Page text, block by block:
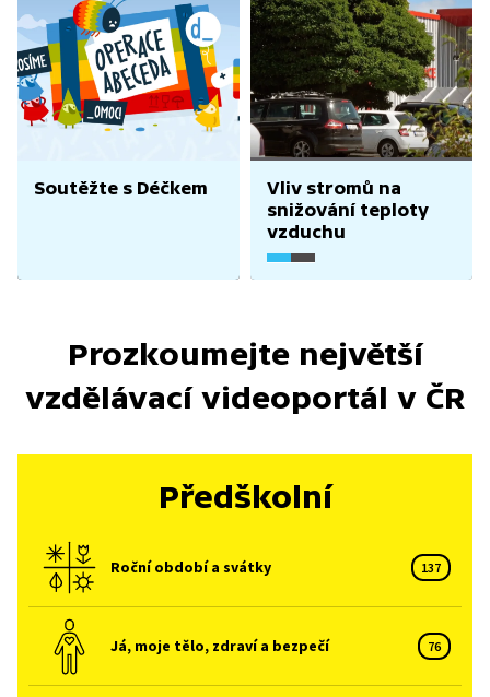
Soutěžte s Déčkem
Vliv stromů na
snižování teploty
vzduchu
Prozkoumejte největší
vzdělávací videoportál v ČR
Předškolní
Roční období a svátky 137
Já, moje tělo, zdraví a bezpečí 76